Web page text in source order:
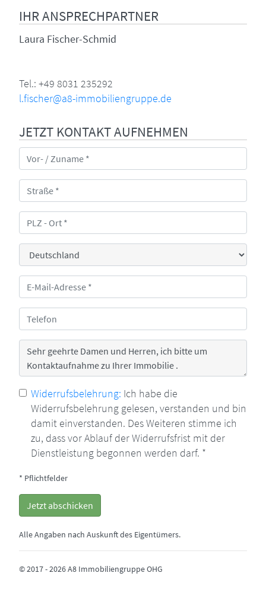
IHR ANSPRECHPARTNER
Laura Fischer-Schmid
Tel.: +49 8031 235292
l.fischer@a8-immobiliengruppe.de
JETZT KONTAKT AUFNEHMEN
Vor- / Zuname *
Straße
PLZ - Ort
Land
E-Mail-Adresse *
Telefon
Nachricht
Widerrufsbelehrung: Ich habe die
Widerrufsbelehrung gelesen, verstanden und bin
damit einverstanden. Des Weiteren stimme ich
zu, dass vor Ablauf der Widerrufsfrist mit der
Dienstleistung begonnen werden darf. *
* Pflichtfelder
Jetzt abschicken
Alle Angaben nach Auskunft des Eigentümers.
© 2017 - 2026 A8 Immobiliengruppe OHG